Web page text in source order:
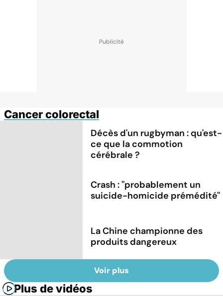
Cancer colorectal
Décès d'un rugbyman : qu'est-
ce que la commotion
cérébrale ?
Crash : ''probablement un
suicide-homicide prémédité''
La Chine championne des
produits dangereux
Voir plus
Plus de vidéos